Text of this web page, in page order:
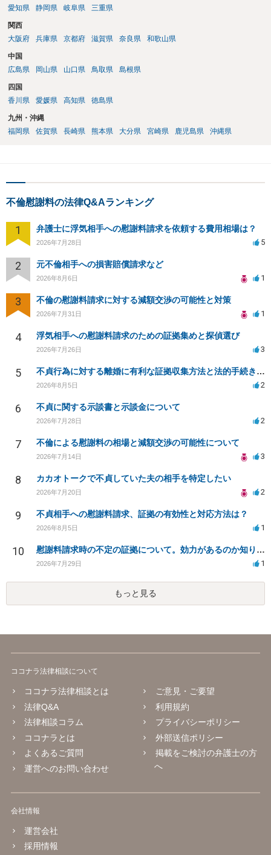
愛知県
静岡県 岐阜県 三重県
関西
大阪府
兵庫県 京都府 滋賀県 奈良県 和歌山県
中国
広島県
岡山県 山口県 鳥取県 島根県
四国
香川県
愛媛県 高知県 徳島県
九州・沖縄
福岡県
佐賀県 長崎県 熊本県 大分県 宮崎県 鹿児島県 沖縄県
不倫慰謝料の法律Q&Aランキング
1 弁護士に浮気相手への慰謝料請求を依頼する費用相場は？
2026年7月28日 5
2 元不倫相手への損害賠償請求など
2026年8月6日 1
3 不倫の慰謝料請求に対する減額交渉の可能性と対策
2026年7月31日 1
4 浮気相手への慰謝料請求のための証拠集めと探偵選び
2026年7月26日 3
5 不貞行為に対する離婚に有利な証拠収集方法と法的手続きについて
2026年8月5日 2
6 不貞に関する示談書と示談金について
2026年7月28日 2
7 不倫による慰謝料の相場と減額交渉の可能性について
2026年7月14日 3
8 カカオトークで不貞していた夫の相手を特定したい
2026年7月20日 2
9 不貞相手への慰謝料請求、証拠の有効性と対応方法は？
2026年8月5日 1
10 慰謝料請求時の不定の証拠について。効力があるのか知りたい。
2026年7月29日 1
もっと見る
ココナラ法律相談について
ココナラ法律相談とは
法律Q&A
法律相談コラム
ココナラとは
よくあるご質問
運営へのお問い合わせ
ご意見・ご要望
利用規約
プライバシーポリシー
外部送信ポリシー
掲載をご検討の弁護士の方
へ
会社情報
運営会社
採用情報